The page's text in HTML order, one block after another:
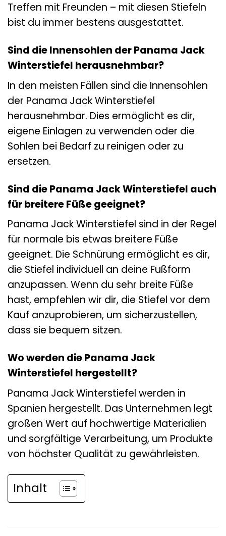
Treffen mit Freunden – mit diesen Stiefeln
bist du immer bestens ausgestattet.
Sind die Innensohlen der Panama Jack
Winterstiefel herausnehmbar?
In den meisten Fällen sind die Innensohlen
der Panama Jack Winterstiefel
herausnehmbar. Dies ermöglicht es dir,
eigene Einlagen zu verwenden oder die
Sohlen bei Bedarf zu reinigen oder zu
ersetzen.
Sind die Panama Jack Winterstiefel auch
für breitere Füße geeignet?
Panama Jack Winterstiefel sind in der Regel
für normale bis etwas breitere Füße
geeignet. Die Schnürung ermöglicht es dir,
die Stiefel individuell an deine Fußform
anzupassen. Wenn du sehr breite Füße
hast, empfehlen wir dir, die Stiefel vor dem
Kauf anzuprobieren, um sicherzustellen,
dass sie bequem sitzen.
Wo werden die Panama Jack
Winterstiefel hergestellt?
Panama Jack Winterstiefel werden in
Spanien hergestellt. Das Unternehmen legt
großen Wert auf hochwertige Materialien
und sorgfältige Verarbeitung, um Produkte
von höchster Qualität zu gewährleisten.
Inhalt